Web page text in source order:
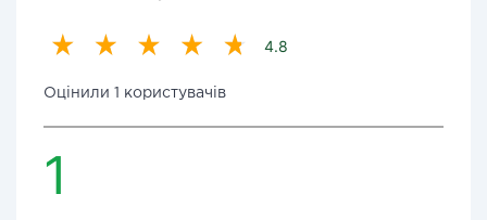
4.8
Оцінили 1 користувачів
1